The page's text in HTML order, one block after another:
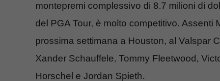
montepremi complessivo di 8.7 milioni di
del PGA Tour, è molto competitivo.
prossima settimana a Houston, al Valspar
Xander Schauffele, Tommy Fleetwood,
Horschel e Jordan Spieth.